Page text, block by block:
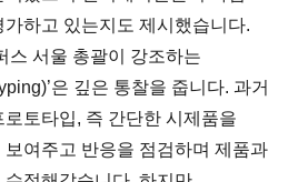
하고 있는지도 제시했습니다.
스 서울 총괄이 강조하는
은 깊은 통찰을 줍니다. 과거
토타입, 즉 간단한 시제품을
여주고 반응을 점검하며 제품과